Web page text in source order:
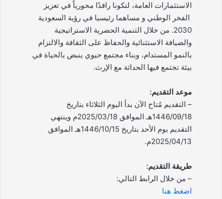
الاستثمارات العامة، لتكونا رافدًا محورياً في تعزيز
الفخر الوطني و مساهما رئيسيا في رؤية السعودية
2030. من خلال التنمية الحضرية الاستراتيجية
والضيافة الاستثنائية والحفاظ على الثقافة والالتزام
بالنمو المستدام، وبناء مجتمع حيوي ينبض بالحياة في
بيئة تجتمع فيها الحداثة مع الإرث.
موعد التقديم:
– التقديم مُتاح الآن بدأ اليوم الثلاثاء بتاريخ
1446/09/18هـ الموافق 2025/03/18م وينتهي
التقديم يوم الأحد بتاريخ 1446/10/15هـ الموافق
2025/04/13م.
طريقة التقديم:
– من خلال الرابط التالي:
اضغط هنا